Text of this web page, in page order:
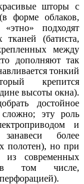
шторы с
форме облаков,
подходят
тканей (батиста,
между
дополняют так
тонкий
крепится
высоты окна).
достойное
эту роль
и
более
полотен), но при
современных
(в том числе,